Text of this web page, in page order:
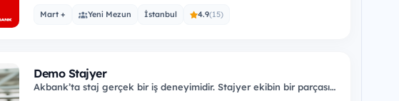
Mart + Yeni Mezun İstanbul 4.9(15)
Demo Stajyer
Akbank’ta staj gerçek bir iş deneyimidir. Stajyer ekibin bir parçası